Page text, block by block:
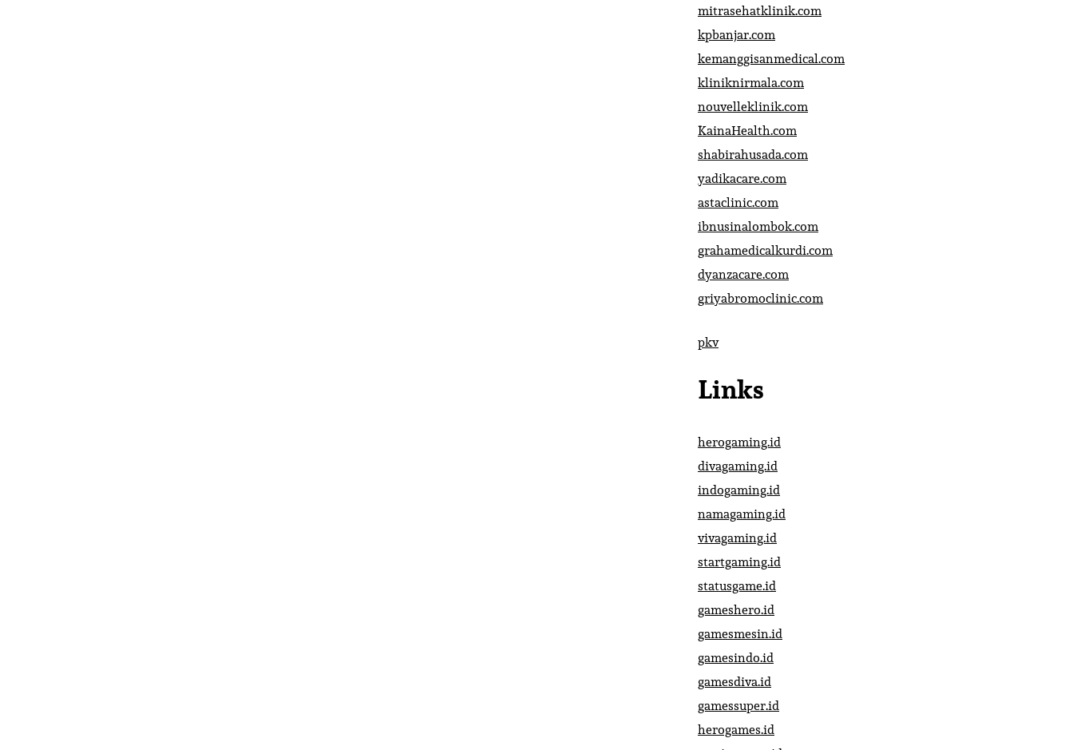
mitrasehatklinik.com
kpbanjar.com
kemanggisanmedical.com
kliniknirmala.com
nouvelleklinik.com
KainaHealth.com
shabirahusada.com
yadikacare.com
astaclinic.com
ibnusinalombok.com
grahamedicalkurdi.com
dyanzacare.com
griyabromoclinic.com
pkv
Links
herogaming.id
divagaming.id
indogaming.id
namagaming.id
vivagaming.id
startgaming.id
statusgame.id
gameshero.id
gamesmesin.id
gamesindo.id
gamesdiva.id
gamessuper.id
herogames.id